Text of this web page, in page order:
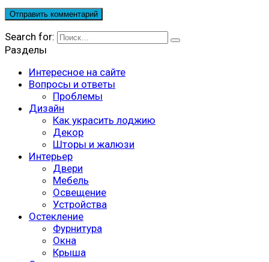
Search for:
Разделы
Интересное на сайте
Вопросы и ответы
Проблемы
Дизайн
Как украсить лоджию
Декор
Шторы и жалюзи
Интерьер
Двери
Мебель
Освещение
Устройства
Остекление
Фурнитура
Окна
Крыша